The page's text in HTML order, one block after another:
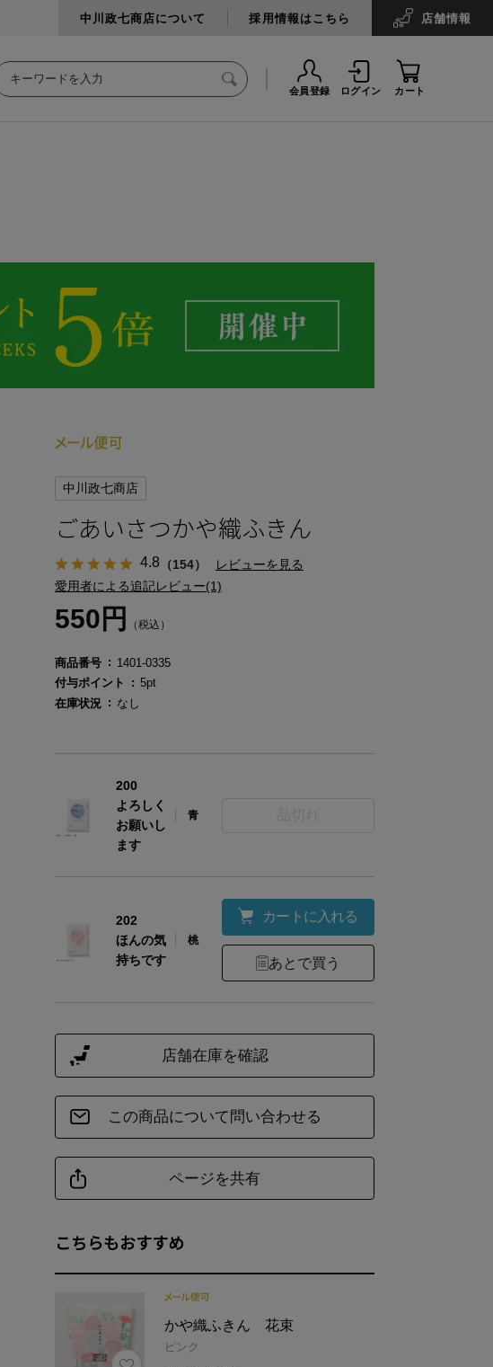
中川政七商店について 採用情報はこちら 店舗情報
会員登録 ログイン カート
商品詳細
仕様 縁部分縫製仕様：ロックミシン仕上げ（機械）
中川政七商店
ごあいさつかや織ふきん
4.8 （154）
レビューを見る
愛用者による追記レビュー(1)
550円 （税込）
商品番号
1401-0335
付与ポイント
5pt
在庫状況
なし
200
よろしく
お願いし
ます
青
202
ほんの気
持ちです
桃
カートに入れる
あとで買う
こちらもおすすめ
かや織ふきん 花束
ピンク
この商品について問い合わせる
ページを共有
店舗在庫を確認